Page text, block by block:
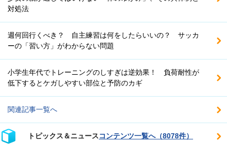
対処法
週何回行くべき？ 自主練習は何をしたらいいの？ サッカ
ーの「習い方」がわからない問題
小学生年代でトレーニングのしすぎは逆効果！ 負荷耐性が
低下するとケガしやすい部位と予防のカギ
関連記事一覧へ
トピックス＆ニュースコンテンツ一覧へ（8078件）